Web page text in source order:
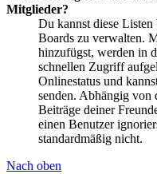
Mitglieder?
Du kannst diese
Boards zu verwalten.
hinzufügst, werden in
schnellen Zugriff
Onlinestatus und
senden. Abhängig von
Beiträge deiner
einen Benutzer
standardmäßig nicht.
Nach oben